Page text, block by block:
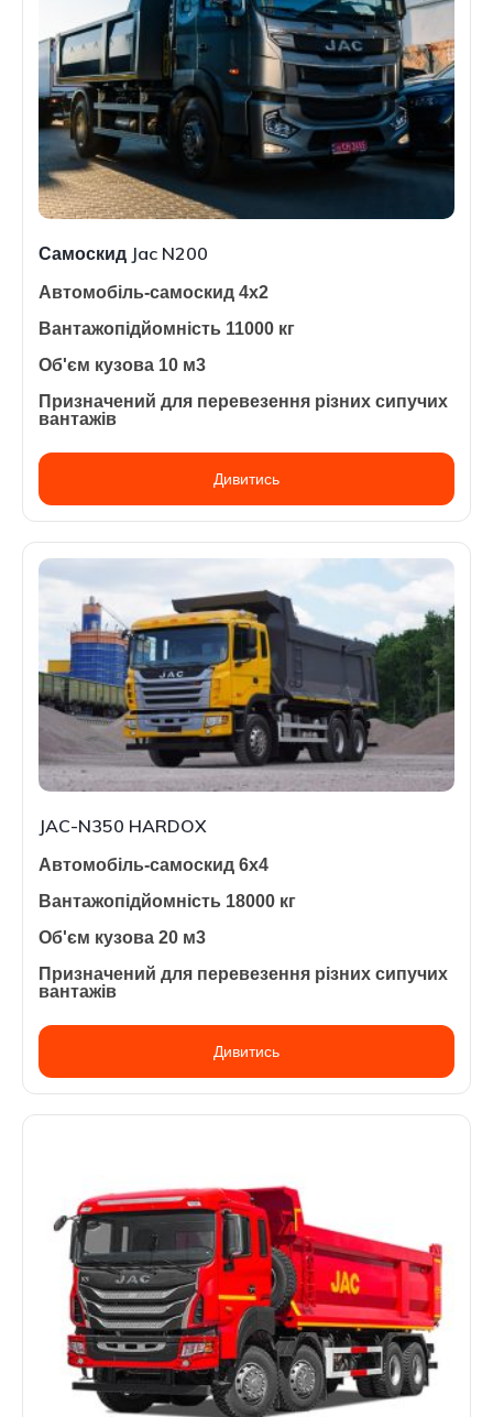
Самоскид Jac N200
Автомобіль-самоскид 4х2
Вантажопідйомність 11000 кг
Об'єм кузова 10 м3
Призначений для перевезення різних сипучих
вантажів
Дивитись
JAC-N350 HARDOX
Автомобіль-самоскид 6х4
Вантажопідйомність 18000 кг
Об'єм кузова 20 м3
Призначений для перевезення різних сипучих
вантажів
Дивитись